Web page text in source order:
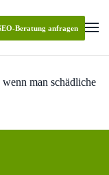
Beratung anfragen
man schädliche